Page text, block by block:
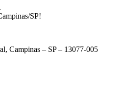
SP!
Campinas – SP – 13077-005